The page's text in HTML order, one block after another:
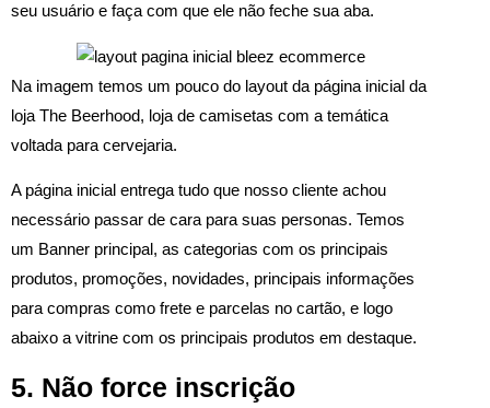
seu usuário e faça com que ele não feche sua aba.
Na imagem temos um pouco do layout da página inicial da
loja The Beerhood, loja de camisetas com a temática
voltada para cervejaria.
A página inicial entrega tudo que nosso cliente achou
necessário passar de cara para suas personas. Temos
um Banner principal, as categorias com os principais
produtos, promoções, novidades, principais informações
para compras como frete e parcelas no cartão, e logo
abaixo a vitrine com os principais produtos em destaque.
5. Não force inscrição